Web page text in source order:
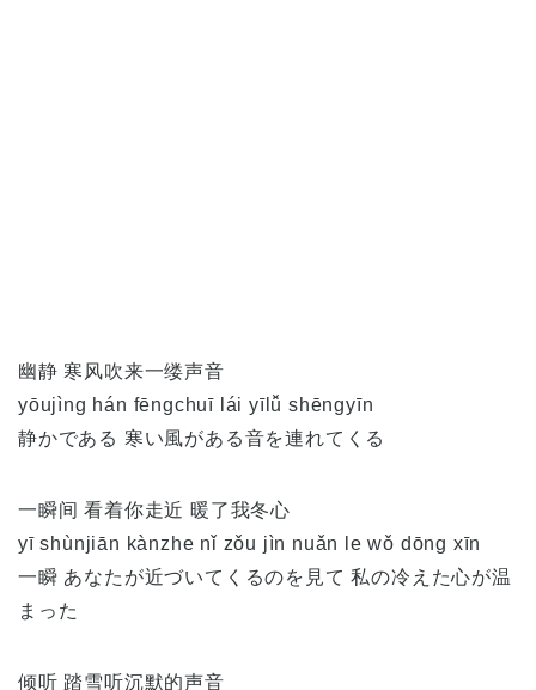
幽静 寒风吹来一缕声音
yōujìng hán fēngchuī lái yīlǚ shēngyīn
静かである 寒い風がある音を連れてくる
一瞬间 看着你走近 暖了我冬心
yī shùnjiān kànzhe nǐ zǒu jìn nuǎn le wǒ dōng xīn
一瞬 あなたが近づいてくるのを見て 私の冷えた心が温
まった
倾听 踏雪听沉默的声音